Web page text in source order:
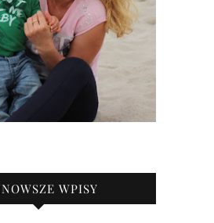
WPISY